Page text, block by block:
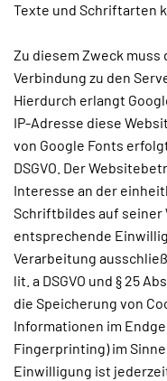
Texte und Schriftarten
Zu diesem Zweck
Verbindung zu den
Hierdurch erlangt
IP-Adresse diese
von Google Fonts
DSGVO. Der
Interesse an der
Schriftbildes auf seiner
entsprechende
Verarbeitung
lit. a DSGVO und § 25
die Speicherung von
Informationen im
Fingerprinting) im
Einwilligung ist